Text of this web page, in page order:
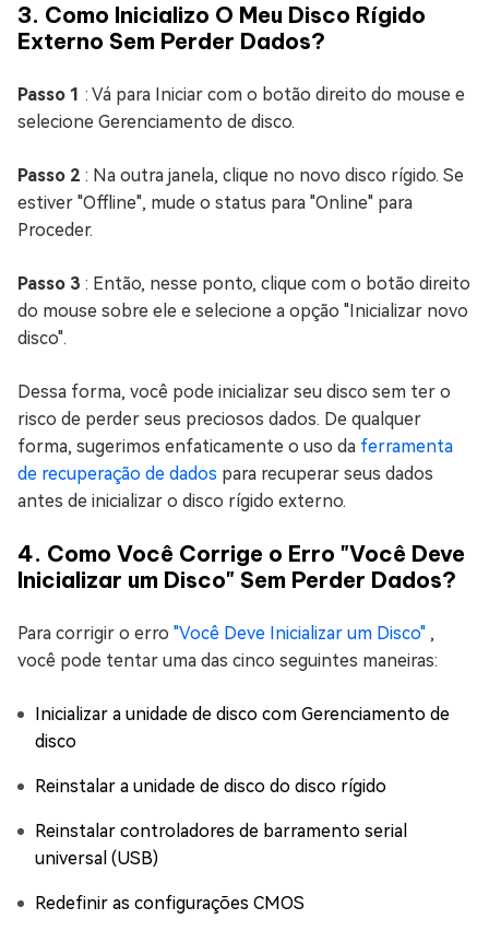
3. Como Inicializo O Meu Disco Rígido
Externo Sem Perder Dados?
Passo 1 : Vá para Iniciar com o botão direito do mouse e
selecione Gerenciamento de disco.
Passo 2 : Na outra janela, clique no novo disco rígido. Se
estiver "Offline", mude o status para "Online" para
Proceder.
Passo 3 : Então, nesse ponto, clique com o botão direito
do mouse sobre ele e selecione a opção "Inicializar novo
disco".
Dessa forma, você pode inicializar seu disco sem ter o
risco de perder seus preciosos dados. De qualquer
forma, sugerimos enfaticamente o uso da ferramenta
de recuperação de dados para recuperar seus dados
antes de inicializar o disco rígido externo.
4. Como Você Corrige o Erro "Você Deve
Inicializar um Disco" Sem Perder Dados?
Para corrigir o erro "Você Deve Inicializar um Disco" ,
você pode tentar uma das cinco seguintes maneiras:
Inicializar a unidade de disco com Gerenciamento de
disco
Reinstalar a unidade de disco do disco rígido
Reinstalar controladores de barramento serial
universal (USB)
Redefinir as configurações CMOS